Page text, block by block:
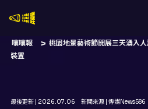
嚷嚷報
桃園地景藝術節開展三天湧入
裝置
最後更新 | 2026.07.06 新聞來源 | 傳媒News586